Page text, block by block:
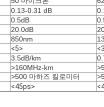
0.13-0.31 dB
0.5dB
20.0dB
850nm
<5>
3.5dB/km
>160MHz-km
>500 마하즈 킬로미터
<45ps>